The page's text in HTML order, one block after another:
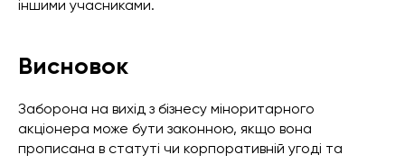
іншими учасниками.
Висновок
Заборона на вихід з бізнесу міноритарного
акціонера може бути законною, якщо вона
прописана в статуті чи корпоративній угоді та